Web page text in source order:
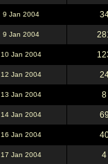
9 Jan 2004
9 Jan 2004
10 Jan 2004
12 Jan 2004
13 Jan 2004 8
14 Jan 2004 69
16 Jan 2004
17 Jan 2004 4